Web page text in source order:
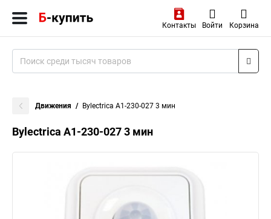
Контакты Войти Корзина
Движения Bylectrica А1-230-027 3 мин
Bylectrica А1-230-027 3 мин